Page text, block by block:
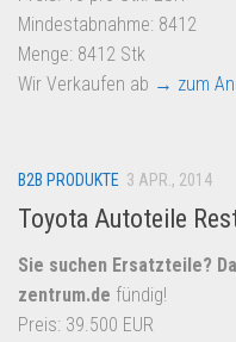
Kostenlos Registrieren
Newsletter
Mindestabnahme: 8412
Menge: 8412 Stk
Wir Verkaufen ab → zum
B2B PRODUKTE 3 APR., 2014
Toyota Autoteile
Sie suchen Ersatzteile?
zentrum.de fündig!
Preis: 39.500 EUR